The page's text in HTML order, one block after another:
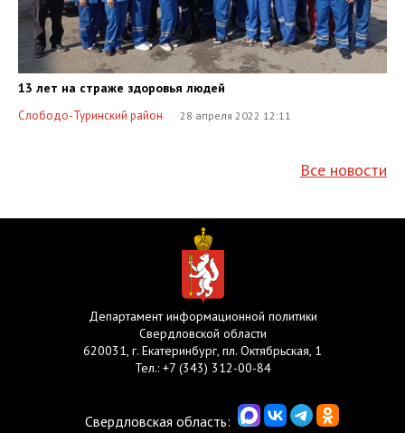
13 лет на страже здоровья людей
Слободо-Туринский район 28 апреля 2022 12:11
Все новости
Департамент информационной политики
Свердловской области
620031, г. Екатеринбург, пл. Октябрьская, 1
Тел.: +7 (343) 312-00-84
Свердловская область: